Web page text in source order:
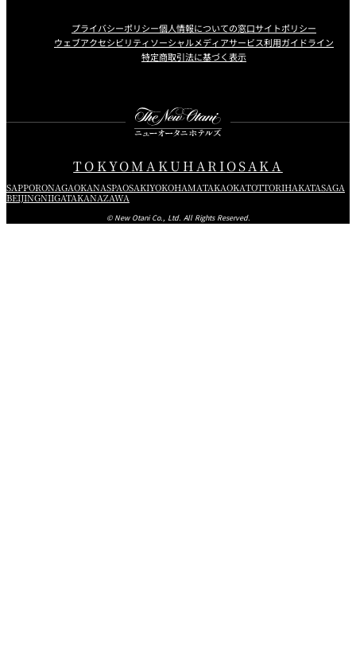
プライバシーポリシー個人情報についての窓口サイトポリシー
ウェブアクセシビリティソーシャルメディアサービス利用ガイドライン
特定商取引法に基づく表示
TOKYOMAKUHARIOSAKA
SAPPORONAGAOKANASPAOSAKIYOKOHAMATAKAOKATOTTORIHAKATASAGA
BEIJINGNIIGATAKANAZAWA
© New Otani Co., Ltd. All Rights Reserved.